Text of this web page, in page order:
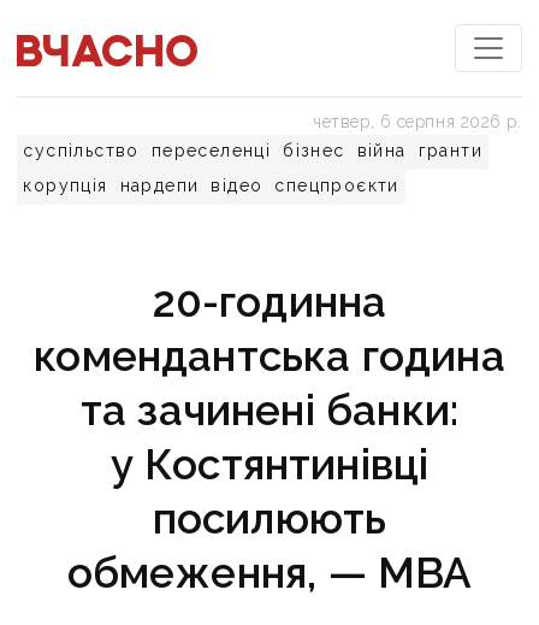
суспільство переселенці бізнес війна
гранти
корупція
нардепи відео спецпроєкти
четвер, 6 серпня 2026 р.
20-годинна
комендантська година
та зачинені банки:
у Костянтинівці
посилюють
обмеження, — МВА